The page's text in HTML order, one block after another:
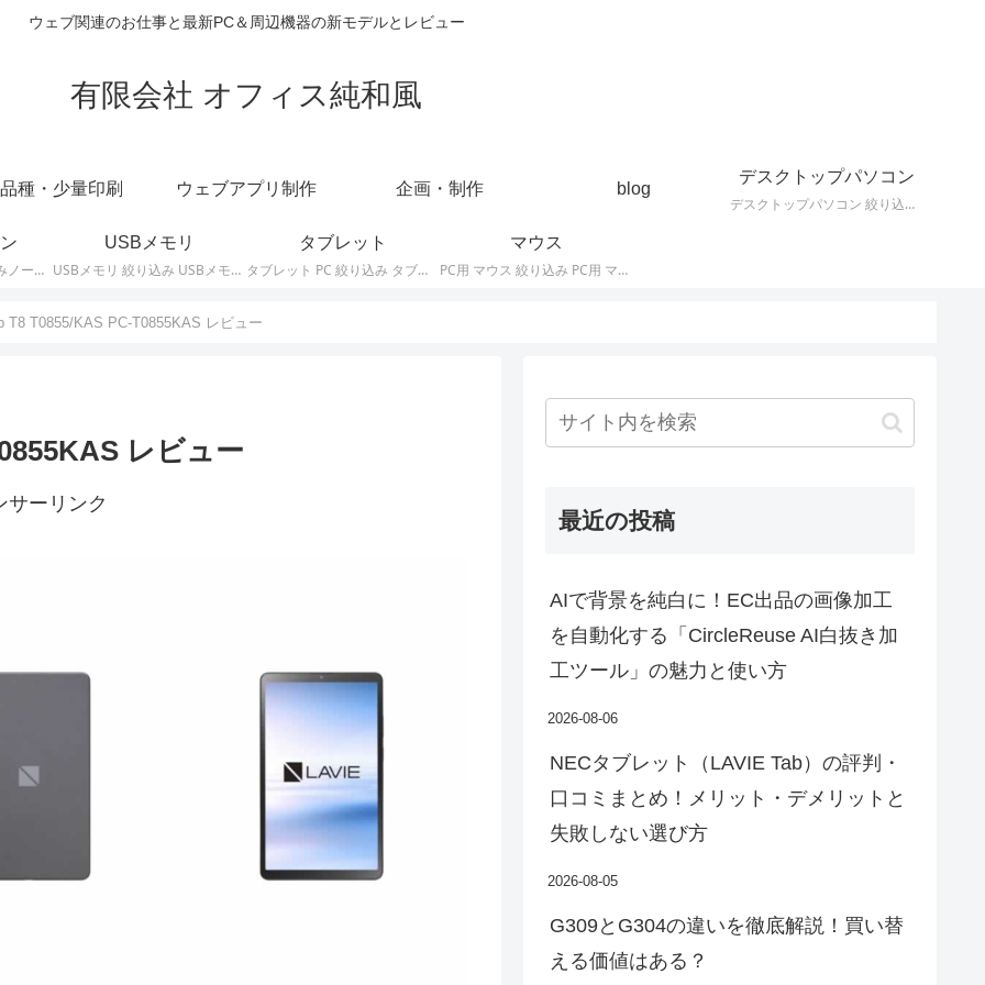
ウェブ関連のお仕事と最新PC＆周辺機器の新モデルとレビュー
有限会社 オフィス純和風
種・少量印刷 ウェブアプリ制作 企画・制作 blog
デスクトップパソコン
デスクトップパソコン 絞り込み デスクトップPCの最新モデルやスペック・仕様に関する情報。
ノートパソコン 絞り込みノートPCの最新モデルやスペック・仕様に関する情報。
USBメモリ
USBメモリ 絞り込み USBメモリの最新モデルやスペック・仕様に関する情報。
タブレット
タブレット PC 絞り込み タブレットの最新モデルやスペック・仕様に関する情報。
マウス
PC用 マウス 絞り込み PC用 マウス 最新モデルやスペック・仕様に関する情報。ワイヤレスマウス、有線マウス、接続タイプなど。
T8 T0855/KAS PC-T0855KAS レビュー
レビュー
サーリンク
最近の投稿
AIで背景を純白に！EC出品の画像加工
を自動化する「CircleReuse AI白抜き加
工ツール」の魅力と使い方
2026-08-06
NECタブレット（LAVIE Tab）の評判・
口コミまとめ！メリット・デメリットと
失敗しない選び方
2026-08-05
G309とG304の違いを徹底解説！買い替
える価値はある？